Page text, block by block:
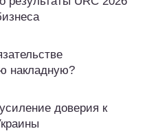
накладную?
доверия к